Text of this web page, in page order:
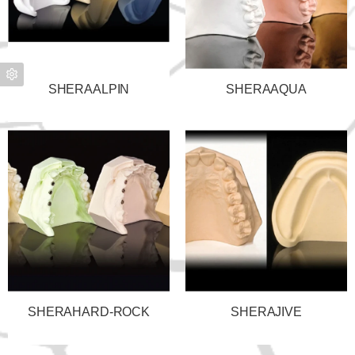
SHERAALPIN SHERAAQUA
SHERAHARD-ROCK SHERAJIVE